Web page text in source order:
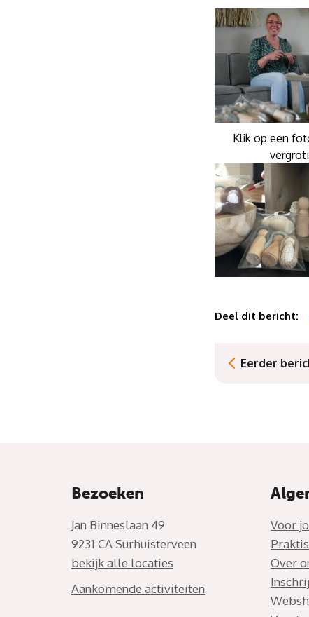
Klik op een
Deel dit bericht:
Eerder
Bezoeken
Jan Binneslaan 49
9231 CA Surhuisterveen
bekijk alle locaties
Aankomende activiteiten
Voor
Over